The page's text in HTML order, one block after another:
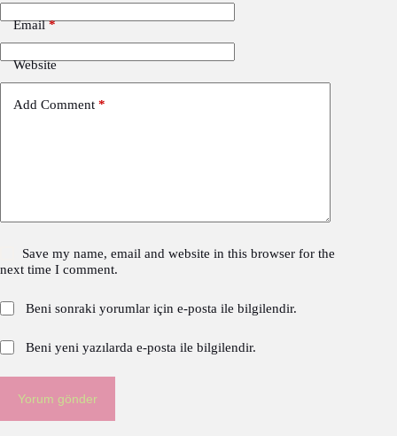
Email*
Website
Add Comment *
Save my name, email and website in this browser for the
next time I comment.
Beni sonraki yorumlar için e-posta ile bilgilendir.
Beni yeni yazılarda e-posta ile bilgilendir.
Yorum gönder